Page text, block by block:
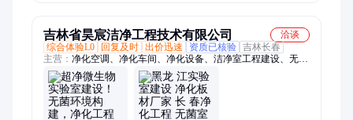
吉林省昊宸洁净工程技术有限公司
洽谈
综合体验L0
回复及时 出价迅速 资质已核验 吉林长春
主营： 净化空调、净化车间、净化设备、洁净室工程建设、无尘
车间、净化车间工程、百级无菌车间、十万级净化车间